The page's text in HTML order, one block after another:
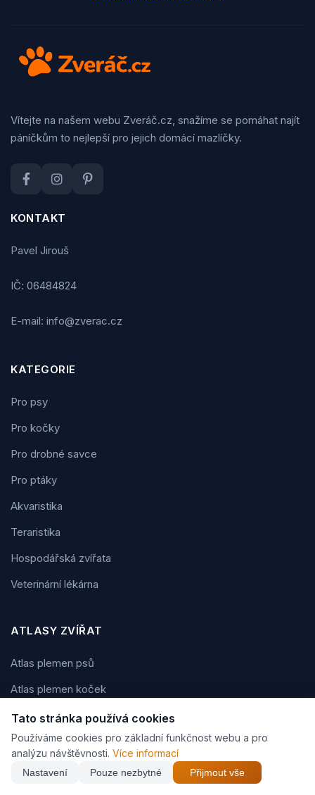
Vítejte na našem webu Zveráč.cz, snažíme se pomáhat najít
páníčkům to nejlepší pro jejich domácí mazlíčky.
KONTAKT
Pavel Jirouš
IČ: 06484824
E-mail: info@zverac.cz
KATEGORIE
Pro psy
Pro kočky
Pro drobné savce
Pro ptáky
Akvaristika
Teraristika
Hospodářská zvířata
Veterinární lékárna
ATLASY ZVÍŘAT
Atlas plemen psů
Atlas plemen koček
Atlas plemen koní
Atlas plemen králíků
Atlas akvarijních ryb
Tato stránka používá cookies
Používáme cookies pro základní funkčnost webu a pro
analýzu návštěvnosti. Více informací
Nastavení Pouze nezbytné Přijmout vše